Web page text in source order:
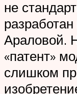
не
Араловой.
«патент»
слишком